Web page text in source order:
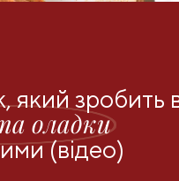
який зробить
оладки
(відео)